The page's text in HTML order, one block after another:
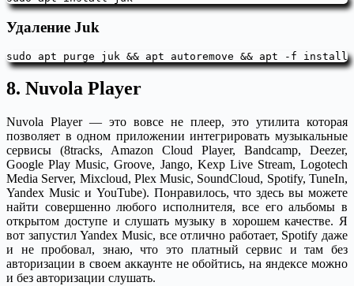
Удаление Juk
sudo apt purge juk && apt autoremove && apt -f install
8. Nuvola Player
Nuvola Player — это вовсе не плеер, это утилита которая
позволяет в одном приложении интегрировать музыкальные
сервисы (8tracks, Amazon Cloud Player, Bandcamp, Deezer,
Google Play Music, Groove, Jango, Kexp Live Stream, Logotech
Media Server, Mixcloud, Plex Music, SoundCloud, Spotify, TuneIn,
Yandex Music и YouTube). Понравилось, что здесь вы можете
найти совершенно любого исполнителя, все его альбомы в
открытом доступе и слушать музыку в хорошем качестве. Я
вот запустил Yandex Music, все отлично работает, Spotify даже
и не пробовал, знаю, что это платный сервис и там без
авторизации в своем аккаунте не обойтись, на яндексе можно
и без авторизации слушать.